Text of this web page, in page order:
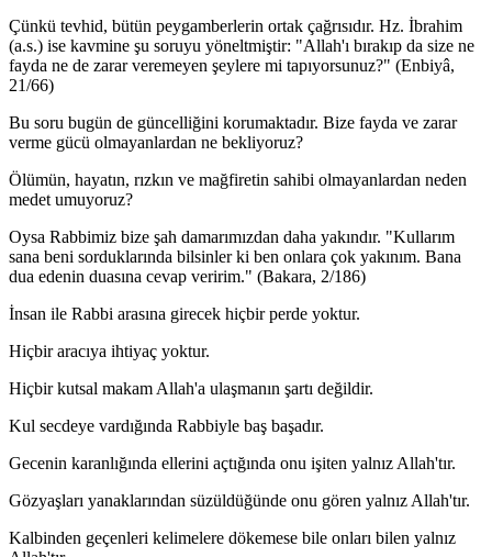
Çünkü tevhid, bütün peygamberlerin ortak çağrısıdır. Hz. İbrahim
(a.s.) ise kavmine şu soruyu yöneltmiştir: "Allah'ı bırakıp da size ne
fayda ne de zarar veremeyen şeylere mi tapıyorsunuz?" (Enbiyâ,
21/66)
Bu soru bugün de güncelliğini korumaktadır. Bize fayda ve zarar
verme gücü olmayanlardan ne bekliyoruz?
Ölümün, hayatın, rızkın ve mağfiretin sahibi olmayanlardan neden
medet umuyoruz?
Oysa Rabbimiz bize şah damarımızdan daha yakındır. "Kullarım
sana beni sorduklarında bilsinler ki ben onlara çok yakınım. Bana
dua edenin duasına cevap veririm." (Bakara, 2/186)
İnsan ile Rabbi arasına girecek hiçbir perde yoktur.
Hiçbir aracıya ihtiyaç yoktur.
Hiçbir kutsal makam Allah'a ulaşmanın şartı değildir.
Kul secdeye vardığında Rabbiyle baş başadır.
Gecenin karanlığında ellerini açtığında onu işiten yalnız Allah'tır.
Gözyaşları yanaklarından süzüldüğünde onu gören yalnız Allah'tır.
Kalbinden geçenleri kelimelere dökemese bile onları bilen yalnız